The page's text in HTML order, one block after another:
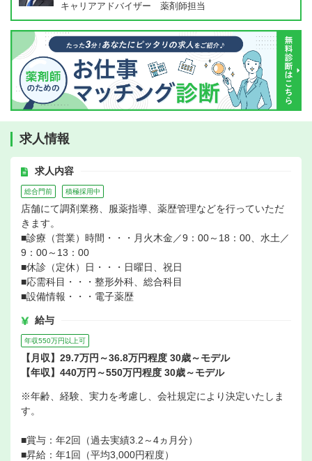
キャリアアドバイザー 薬剤師担当
求人情報
求人内容
総合門前 積極採用中
店舗にて調剤業務、服薬指導、薬歴管理などを行っていただ
きます。
■診療（営業）時間・・・月火木金／9：00～18：00、水土／
9：00～13：00
■休診（定休）日・・・日曜日、祝日
■応需科目・・・整形外科、総合科目
■設備情報・・・電子薬歴
給与
年収550万円以上可
【月収】29.7万円～36.8万円程度 30歳～モデル
【年収】440万円～550万円程度 30歳～モデル
※年齢、経験、実力を考慮し、会社規定により決定いたしま
す。
■賞与：年2回（過去実績3.2～4ヵ月分）
■昇給：年1回（平均3,000円程度）